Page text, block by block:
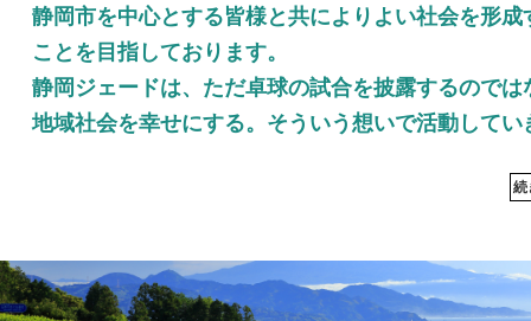
静岡市を中心とする皆様と共によりよい社会を形成
ことを目指しております。
静岡ジェードは、ただ卓球の試合を披露するのでは
地域社会を幸せにする。そういう想いで活動してい
続